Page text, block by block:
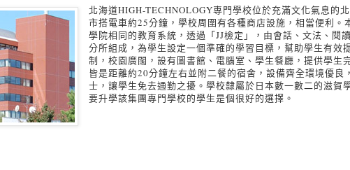
北海道HIGH-TECHNOLOGY專門學校位於充滿文化氣息的
市搭電車約25分鐘，學校周圍有各種商店設施，相當便利。
學院相同的教育系統，透過「JJ檢定」，由會話、文法、閱
分所組成，為學生設定一個準確的學習目標，幫助學生有效
制，校園廣闊，設有圖書館、電腦室、學生餐廳，提供學生
皆是距離約20分鐘左右並附二餐的宿舍，設備齊全環境優良
士，讓學生免去通勤之擾。學校隸屬於日本數一數二的滋賀
要升學該集團專門學校的學生是個很好的選擇。